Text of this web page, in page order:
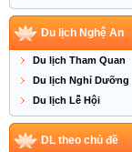
Du lịch Nghệ An
Du lịch Tham Quan
Du lịch Nghỉ Dưỡng
Du lịch Lễ Hội
DL theo chủ đề